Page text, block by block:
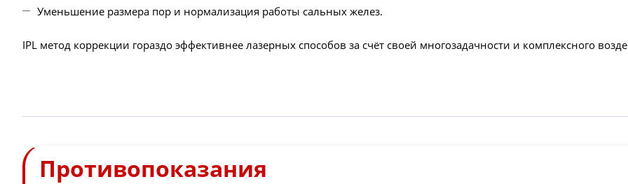
Уменьшение размера пор и нормализация работы сальных желез.
IPL метод коррекции гораздо эффективнее лазерных способов за счёт своей многозадачности и комплексного
Противопоказания